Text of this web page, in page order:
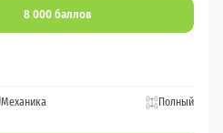
8 000 баллов
Механика Полный